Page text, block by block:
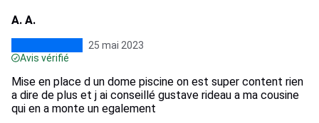
A. A.
25 mai 2023
Avis vérifié
Mise en place d un dome piscine on est super content rien
a dire de plus et j ai conseillé gustave rideau a ma cousine
qui en a monte un egalement